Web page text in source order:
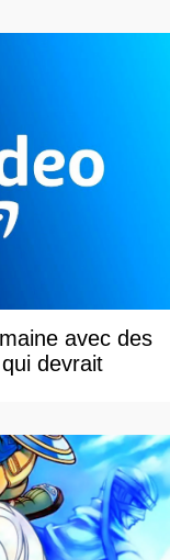
avec des
devrait